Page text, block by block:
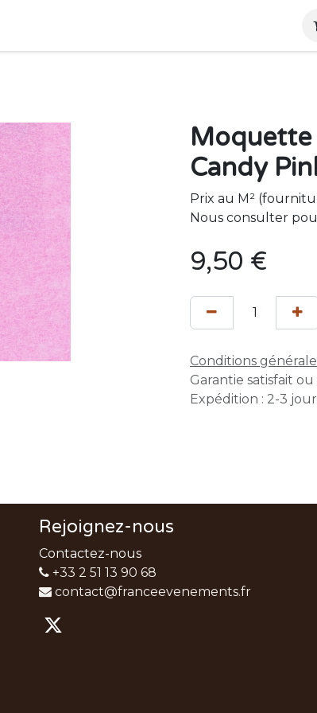
Moquette
Candy
Prix au M²
Nous consulter
9,50 €
Conditions
Garantie satisfait
Expédition : 2-3
Rejoignez-nous
Contactez-nous
+33 2 51 13 90 68
contact@franceevenements.fr